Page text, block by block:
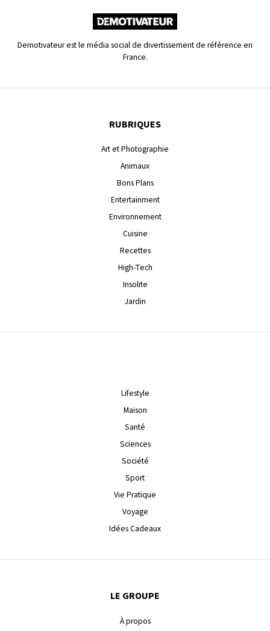
Demotivateur est le média social de divertissement de référence en
France.
RUBRIQUES
Art et Photographie
Animaux
Bons Plans
Entertainment
Environnement
Cuisine
Recettes
High-Tech
Insolite
Jardin
Lifestyle
Maison
Santé
Sciences
Société
Sport
Vie Pratique
Voyage
Idées Cadeaux
LE GROUPE
À propos